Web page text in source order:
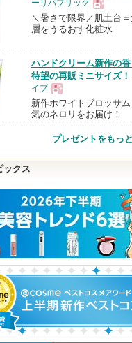
ティ
ジェノプティクス CC プ
ライマー
SK-II
SK-IIからのお知
ーリパブリック
現
品
＼暑さで限界／肌土台
層をうるおす化粧水
ハンドクリーム新作の香
待望の再販ミニサイズ！
イプ
現
品
新作ホワイトブロッサム
気のネロリをお届け！
プレゼントをもっ
ックス